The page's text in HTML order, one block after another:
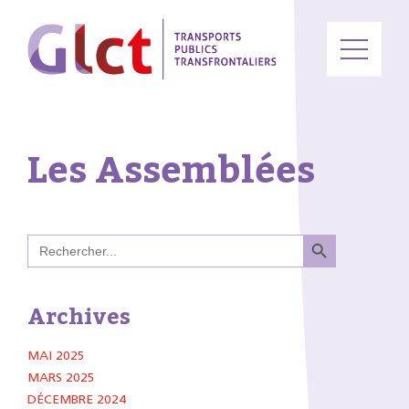
Les Assemblées
Search
for:
Search Button
Archives
MAI 2025
MARS 2025
DÉCEMBRE 2024